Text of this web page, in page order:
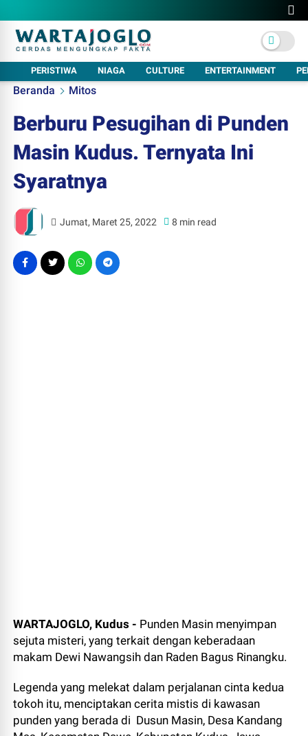
PERISTIWA NIAGA CULTURE ENTERTAINMENT
Beranda Mitos
Berburu Pesugihan di Punden
Masin Kudus. Ternyata Ini
Syaratnya
Jumat, Maret 25, 2022 8 min read
WARTAJOGLO, Kudus - Punden Masin menyimpan
sejuta misteri, yang terkait dengan keberadaan
makam Dewi Nawangsih dan Raden Bagus Rinangku.
Legenda yang melekat dalam perjalanan cinta kedua
tokoh itu, menciptakan cerita mistis di kawasan
punden yang berada di Dusun Masin, Desa Kandang